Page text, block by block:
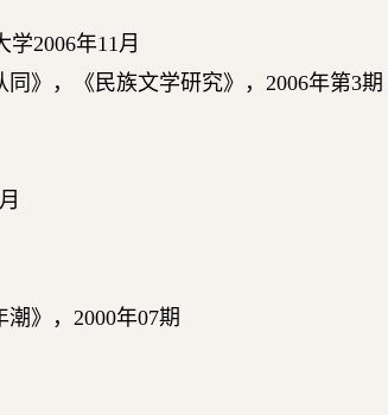
学2006年11 月
》，《民族文学研究》， 2006年第3期
月
潮》， 2000年07期